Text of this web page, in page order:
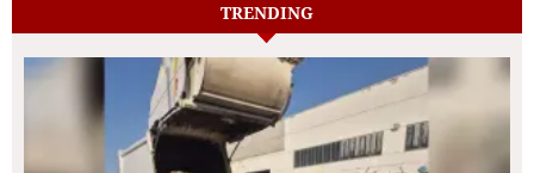
TRENDING